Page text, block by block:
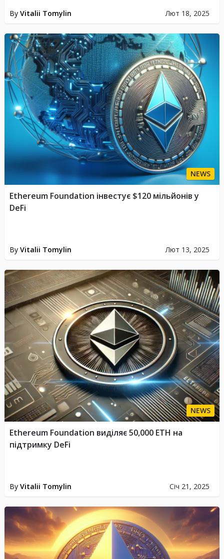
By Vitalii Tomylin Лют 18, 2025
NEWS
By Vitalii Tomylin Лют 13, 2025
Ethereum Foundation інвестує $120 мільйонів у
DeFi
NEWS
By Vitalii Tomylin Січ 21, 2025
Ethereum Foundation виділяє 50,000 ETH на
підтримку DeFi